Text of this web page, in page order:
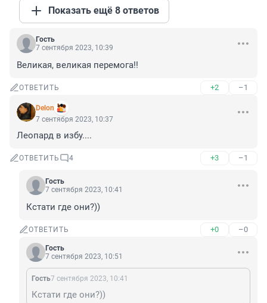
Показать ещё 8 ответов
Гость
7 сентября 2023, 10:39
Великая, великая перемога!!
ОТВЕТИТЬ +2 –1
Delon
7 сентября 2023, 10:37
Леопард в избу....
ОТВЕТИТЬ 4 +3 –1
Гость
7 сентября 2023, 10:41
Кстати где они?))
ОТВЕТИТЬ +0 –0
Гость
7 сентября 2023, 10:51
Гость7 сентября 2023, 10:41
Кстати где они?))